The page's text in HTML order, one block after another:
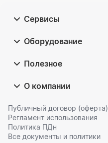
Сервисы
Оборудование
Полезное
О компании
Публичный договор (оферта)
Регламент использования
Политика ПДн
Все документы и политики